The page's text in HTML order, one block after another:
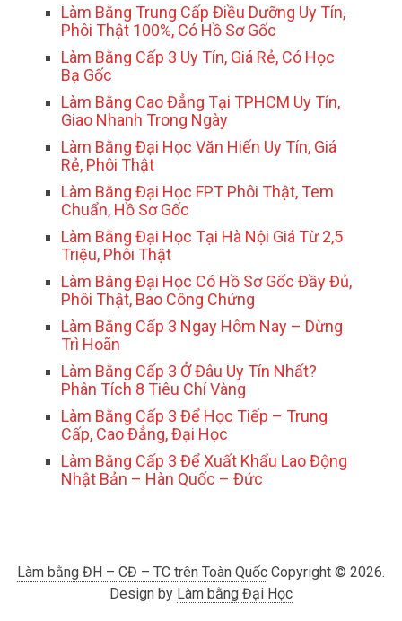
Làm Bằng Trung Cấp Điều Dưỡng Uy Tín,
Phôi Thật 100%, Có Hồ Sơ Gốc
Làm Bằng Cấp 3 Uy Tín, Giá Rẻ, Có Học
Bạ Gốc
Làm Bằng Cao Đẳng Tại TPHCM Uy Tín,
Giao Nhanh Trong Ngày
Làm Bằng Đại Học Văn Hiến Uy Tín, Giá
Rẻ, Phôi Thật
Làm Bằng Đại Học FPT Phôi Thật, Tem
Chuẩn, Hồ Sơ Gốc
Làm Bằng Đại Học Tại Hà Nội Giá Từ 2,5
Triệu, Phôi Thật
Làm Bằng Đại Học Có Hồ Sơ Gốc Đầy Đủ,
Phôi Thật, Bao Công Chứng
Làm Bằng Cấp 3 Ngay Hôm Nay – Dừng
Trì Hoãn
Làm Bằng Cấp 3 Ở Đâu Uy Tín Nhất?
Phân Tích 8 Tiêu Chí Vàng
Làm Bằng Cấp 3 Để Học Tiếp – Trung
Cấp, Cao Đẳng, Đại Học
Làm Bằng Cấp 3 Để Xuất Khẩu Lao Động
Nhật Bản – Hàn Quốc – Đức
Làm bằng ĐH – CĐ – TC trên Toàn QuốcCopyright © 2026.
Design by Làm bằng Đại Học